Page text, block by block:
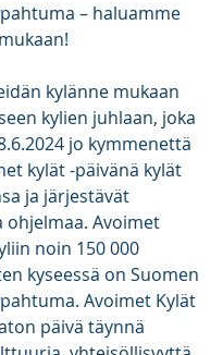
– haluamme
kylänne mukaan
kylien juhlaan, joka
jo kymmenettä
kylät -päivänä kylät
ja järjestävät
Avoimet
noin 150 000
kyseessä on Suomen
Avoimet Kylät
päivä täynnä